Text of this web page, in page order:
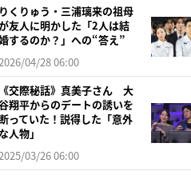
りくりゅう・三浦璃来の祖母
友人に明かした「2人は結
するのか？」への“答え”
04/28 06:00
《交際秘話》真美子さん 大
翔平からのデートの誘いを
っていた！説得した「意外
な人物」
03/26 06:00